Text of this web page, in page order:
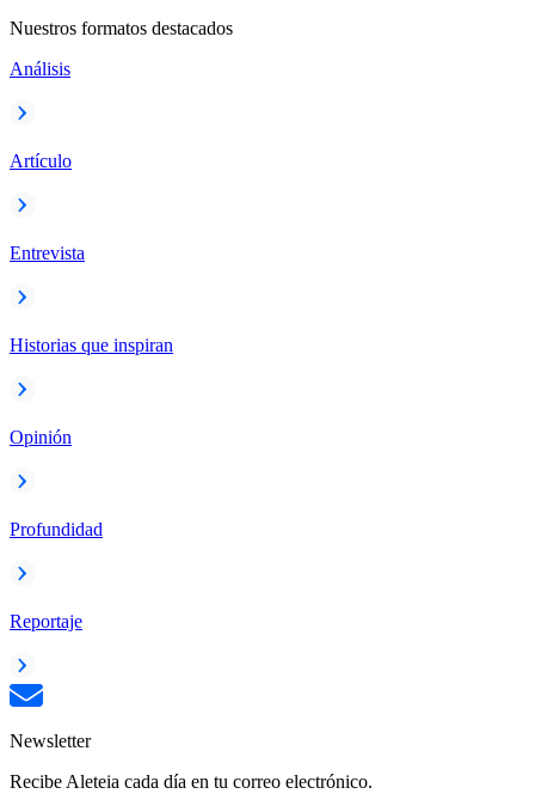
Nuestros formatos destacados
Análisis
Artículo
Entrevista
Historias que inspiran
Opinión
Profundidad
Reportaje
Newsletter
Recibe Aleteia cada día en tu correo electrónico.